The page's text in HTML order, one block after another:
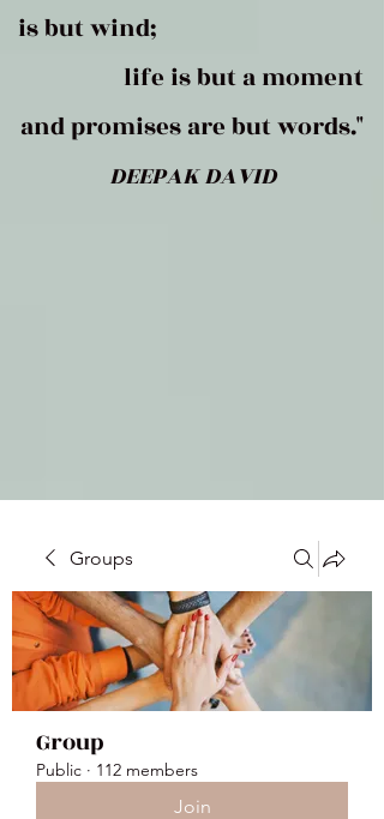
is but wind;
life is but a moment
and promises are but words."
DEEPAK DAVID
Groups
Group
Public · 112 members
Join